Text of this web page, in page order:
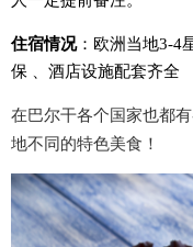
住宿情况： 欧洲当地3-4
保 、酒店设施配套齐全
在巴尔干各个国家也都
地不同的特色美食！